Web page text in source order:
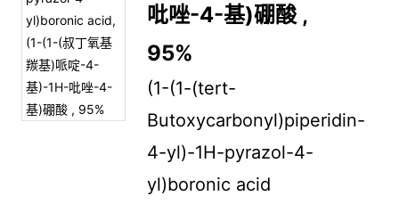
吡唑-4-基)硼酸 ,
95%
(1-(1-(tert-
Butoxycarbonyl)piperidin-
4-yl)-1H-pyrazol-4-
yl)boronic acid